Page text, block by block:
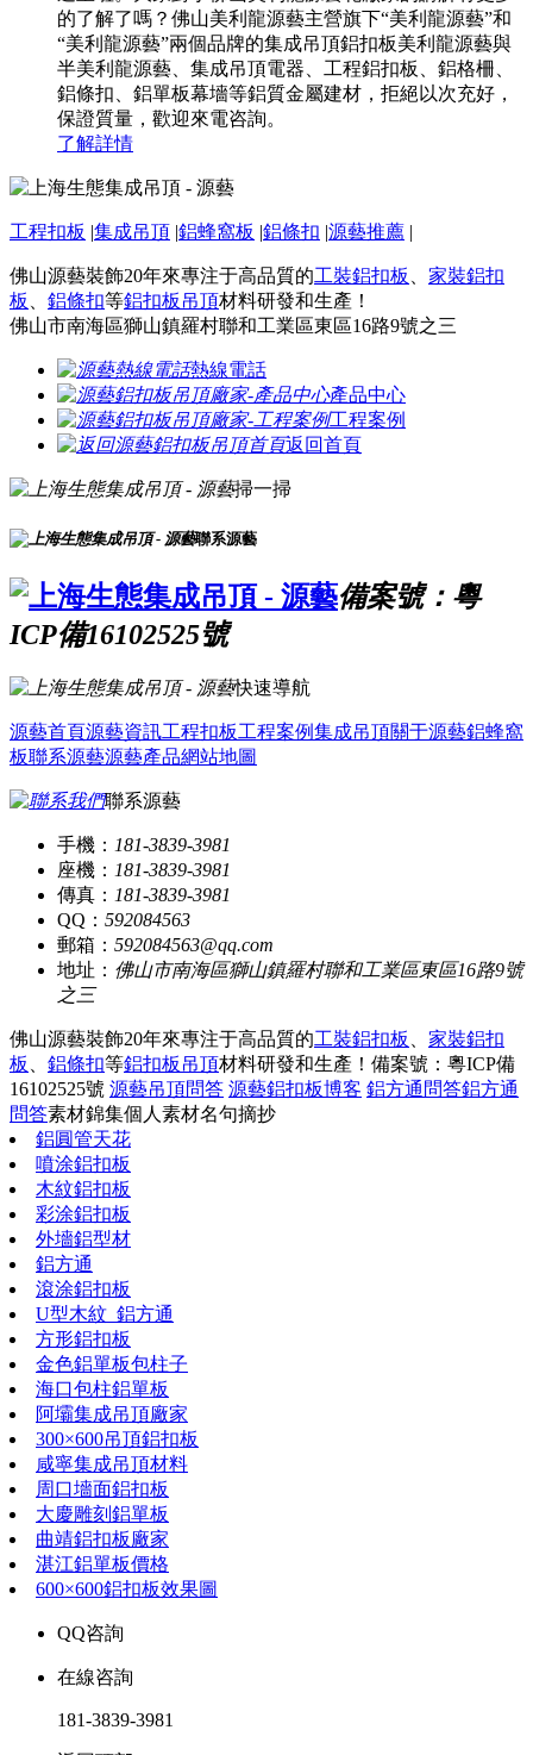
的了解了嗎？佛山美利龍源藝主營旗下“美利龍源藝”和
“美利龍源藝”兩個品牌的集成吊頂鋁扣板美利龍源藝與
半美利龍源藝、集成吊頂電器、工程鋁扣板、鋁格柵、
鋁條扣、鋁單板幕墻等鋁質金屬建材，拒絕以次充好，
保證質量，歡迎來電咨詢。
了解詳情
工程扣板 |集成吊頂 |鋁蜂窩板 |鋁條扣 |源藝推薦 |
佛山源藝裝飾20年來專注于高品質的工裝鋁扣板
家裝鋁扣
板
鋁條扣等鋁扣板吊頂材料研發和生產！
佛山市南海區獅山鎮羅村聯和工業區東區16路9號之三
熱線電話
產品中心
工程案例
返回首頁
掃一掃
聯系源藝
備案號：粵
ICP備16102525號
快速導航
源藝首頁源藝資訊工程扣板工程案例集成吊頂關于源藝鋁蜂窩
板聯系源藝源藝產品網站地圖
聯系源藝
手機： 181-3839-3981
座機： 181-3839-3981
傳真： 181-3839-3981
QQ： 592084563
郵箱： 592084563@qq.com
地址： 佛山市南海區獅山鎮羅村聯和工業區東區16路9號
之三
佛山源藝裝飾20年來專注于高品質的工裝鋁扣板 、 家裝鋁扣
板 、 鋁條扣等鋁扣板吊頂材料研發和生產！ 備案號：粵ICP備
16102525號 源藝吊頂問答 源藝鋁扣板博客 鋁方通問答鋁方通
問答素材錦集個人素材名句摘抄
鋁圓管天花
噴涂鋁扣板
木紋鋁扣板
彩涂鋁扣板
外墻鋁型材
鋁方通
滾涂鋁扣板
U型木紋_鋁方通
方形鋁扣板
金色鋁單板包柱子
海口包柱鋁單板
阿壩集成吊頂廠家
300×600吊頂鋁扣板
咸寧集成吊頂材料
周口墻面鋁扣板
大慶雕刻鋁單板
曲靖鋁扣板廠家
湛江鋁單板價格
600×600鋁扣板效果圖
QQ咨詢
在線咨詢
181-3839-3981